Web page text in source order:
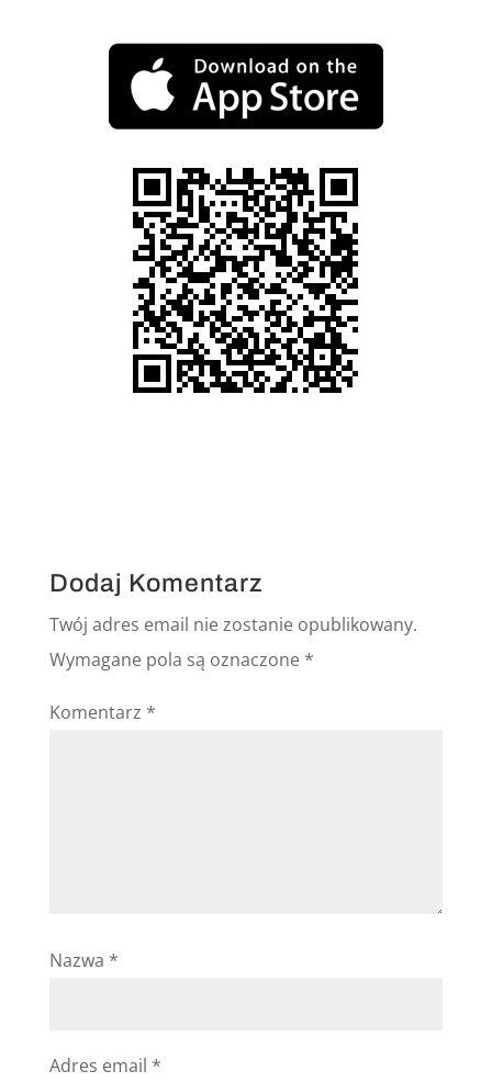
Dodaj Komentarz
Twój adres email nie zostanie opublikowany.
Wymagane pola są oznaczone *
Komentarz *
Nazwa *
Adres email *